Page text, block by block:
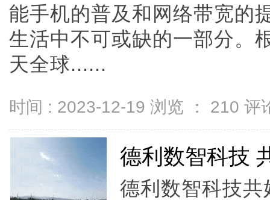
能手机的普及和网络带宽的
生活中不可或缺的一部分。
天全球......
时间 : 2023-12-19 浏览 ： 210 评
德利数智科技
德利数智科技